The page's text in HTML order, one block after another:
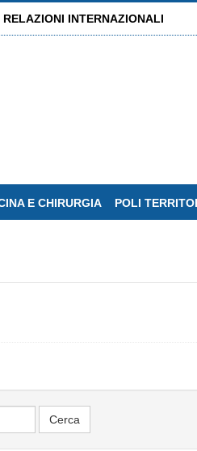
RELAZIONI INTERNAZIONALI
E CHIRURGIA POLI